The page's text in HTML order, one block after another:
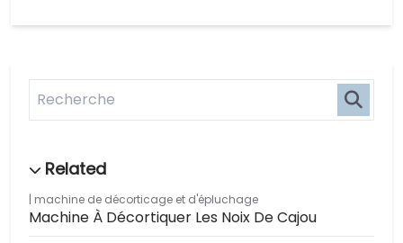
machine de décorticage et d'épluchage
Machine À Décortiquer Les Noix De Cajou